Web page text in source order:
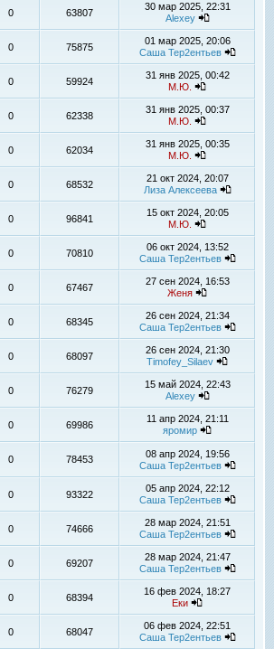
0 63807
30 мар 2025, 22:31
Alexey
0 75875
01 мар 2025, 20:06
Саша Тер2ентьев
0 59924
31 янв 2025, 00:42
М.Ю.
0 62338
31 янв 2025, 00:37
М.Ю.
0 62034
31 янв 2025, 00:35
М.Ю.
0 68532
21 окт 2024, 20:07
Лиза Алексеева
0 96841
15 окт 2024, 20:05
М.Ю.
0 70810
06 окт 2024, 13:52
Саша Тер2ентьев
0 67467
27 сен 2024, 16:53
Женя
0 68345
26 сен 2024, 21:34
Саша Тер2ентьев
0 68097
26 сен 2024, 21:30
Timofey_Silaev
0 76279
15 май 2024, 22:43
Alexey
0 69986
11 апр 2024, 21:11
яромир
0 78453
08 апр 2024, 19:56
Саша Тер2ентьев
0 93322
05 апр 2024, 22:12
Саша Тер2ентьев
0 74666
28 мар 2024, 21:51
Саша Тер2ентьев
0 69207
28 мар 2024, 21:47
Саша Тер2ентьев
0 68394
16 фев 2024, 18:27
Еки
0 68047
06 фев 2024, 22:51
Саша Тер2ентьев